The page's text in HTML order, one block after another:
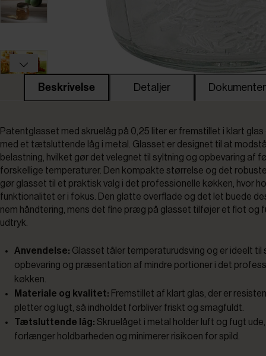
Beskrivelse Detaljer Dokumenter
Patentglasset med skruelåg på 0,25 liter er fremstillet i klart
med et tætsluttende låg i metal. Glasset er designet til at
belastning, hvilket gør det velegnet til syltning og opbevaring af
forskellige temperaturer. Den kompakte størrelse og det
gør glasset til et praktisk valg i det professionelle køkken, hvor
funktionalitet er i fokus. Den glatte overflade og det let buede
nem håndtering, mens det fine præg på glasset tilføjer et flot og
udtryk.
Anvendelse: Glasset tåler temperaturudsving og er ideelt til
opbevaring og præsentation af mindre portioner i det
køkken.
Materiale og kvalitet: Fremstillet af klart glas, der er
pletter og lugt, så indholdet forbliver friskt og smagfuldt.
Tætsluttende låg: Skruelåget i metal holder luft og fugt
forlænger holdbarheden og minimerer risikoen for spild.